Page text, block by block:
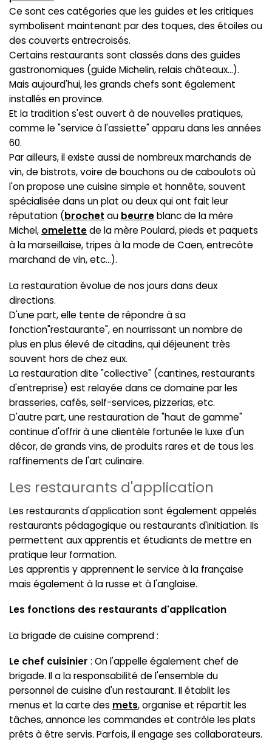
Ce sont ces catégories que les guides et les critiques
symbolisent maintenant par des toques, des étoiles ou
des couverts entrecroisés.
Certains restaurants sont classés dans des guides
gastronomiques (guide Michelin, relais châteaux...).
Mais aujourd'hui, les grands chefs sont également
installés en province.
Et la tradition s'est ouvert à de nouvelles pratiques,
comme le "service à l'assiette" apparu dans les années
60.
Par ailleurs, il existe aussi de nombreux marchands de
vin, de bistrots, voire de bouchons ou de caboulots où
l'on propose une cuisine simple et honnête, souvent
spécialisée dans un plat ou deux qui ont fait leur
réputation (brochet au beurreblanc de la mère
Michel, omelettede la mère Poulard, pieds et paquets
à la marseillaise, tripes à la mode de Caen, entrecôte
marchand de vin, etc...).
La restauration évolue de nos jours dans deux
directions.
D'une part, elle tente de répondre à sa
fonction"restaurante", en nourrissant un nombre de
plus en plus élevé de citadins, qui déjeunent très
souvent hors de chez eux.
La restauration dite "collective" (cantines, restaurants
d'entreprise) est relayée dans ce domaine par les
brasseries, cafés, self-services, pizzerias, etc.
D'autre part, une restauration de "haut de gamme"
continue d'offrir à une clientèle fortunée le luxe d'un
décor, de grands vins, de produits rares et de tous les
raffinements de l'art culinaire.
Les restaurants d'application
Les restaurants d'application sont également appelés
restaurants pédagogique ou restaurants d'initiation. Ils
permettent aux apprentis et étudiants de mettre en
pratique leur formation.
Les apprentis y apprennent le service à la française
mais également à la russe et à l'anglaise.
Les fonctions des restaurants d'application
La brigade de cuisine comprend :
Le chef cuisinier : On l'appelle également chef de
brigade. Il a la responsabilité de l'ensemble du
personnel de cuisine d'un restaurant. Il établit les
menus et la carte des mets, organise et répartit les
tâches, annonce les commandes et contrôle les plats
prêts à être servis. Parfois, il engage ses collaborateurs.